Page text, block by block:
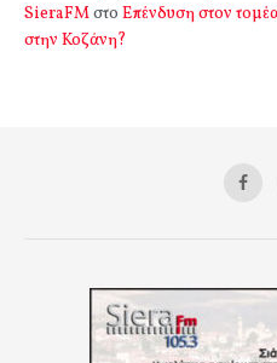
SieraFMστο Επένδυση στον
στην Κοζάνη?